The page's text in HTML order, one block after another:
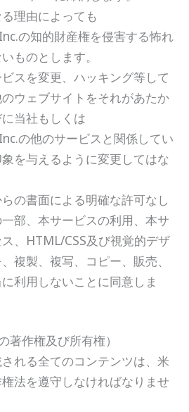
理由によっても
の知的財産権を侵害する怖れ
ものとします。
スを変更、ハッキング等して
ウェブサイトをそれがあたか
当社もしくは
の他のサービスと関係してい
を与えるように変更してはな
の書面による明確な許可なし
部、本サービスの利用、本サ
、HTML/CSS及び視覚的デザ
複製、複写、コピー、販売、
利用しないことに同意しま
著作権及び所有権）
れる全てのコンテンツは、米
法を遵守しなければなりませ